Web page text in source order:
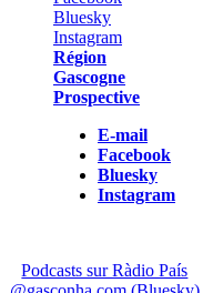
Région
Gascogne
Prospective
E-mail
Facebook
Bluesky
Instagram
Podcasts sur Ràdio País